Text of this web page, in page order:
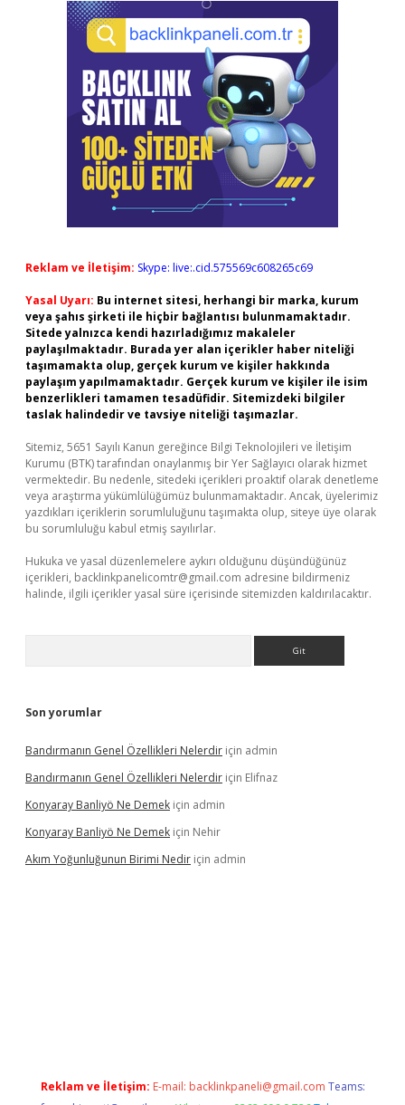
Reklam ve İletişim: Skype: live:.cid.575569c608265c69
Yasal Uyarı: Bu internet sitesi, herhangi bir marka, kurum
veya şahıs şirketi ile hiçbir bağlantısı bulunmamaktadır.
Sitede yalnızca kendi hazırladığımız makaleler
paylaşılmaktadır. Burada yer alan içerikler haber niteliği
taşımamakta olup, gerçek kurum ve kişiler hakkında
paylaşım yapılmamaktadır. Gerçek kurum ve kişiler ile isim
benzerlikleri tamamen tesadüfidir. Sitemizdeki bilgiler
taslak halindedir ve tavsiye niteliği taşımazlar.
Sitemiz, 5651 Sayılı Kanun gereğince Bilgi Teknolojileri ve İletişim
Kurumu (BTK) tarafından onaylanmış bir Yer Sağlayıcı olarak hizmet
vermektedir. Bu nedenle, sitedeki içerikleri proaktif olarak denetleme
veya araştırma yükümlülüğümüz bulunmamaktadır. Ancak, üyelerimiz
yazdıkları içeriklerin sorumluluğunu taşımakta olup, siteye üye olarak
bu sorumluluğu kabul etmiş sayılırlar.
Hukuka ve yasal düzenlemelere aykırı olduğunu düşündüğünüz
içerikleri, backlinkpanelicomtr@gmail.com adresine bildirmeniz
halinde, ilgili içerikler yasal süre içerisinde sitemizden kaldırılacaktır.
Son yorumlar
Bandırmanın Genel Özellikleri Nelerdir için admin
Bandırmanın Genel Özellikleri Nelerdir için Elifnaz
Konyaray Banliyö Ne Demek için admin
Konyaray Banliyö Ne Demek için Nehir
Akım Yoğunluğunun Birimi Nedir için admin
Reklam ve İletişim: E-mail: backlinkpaneli@gmail.com Teams: